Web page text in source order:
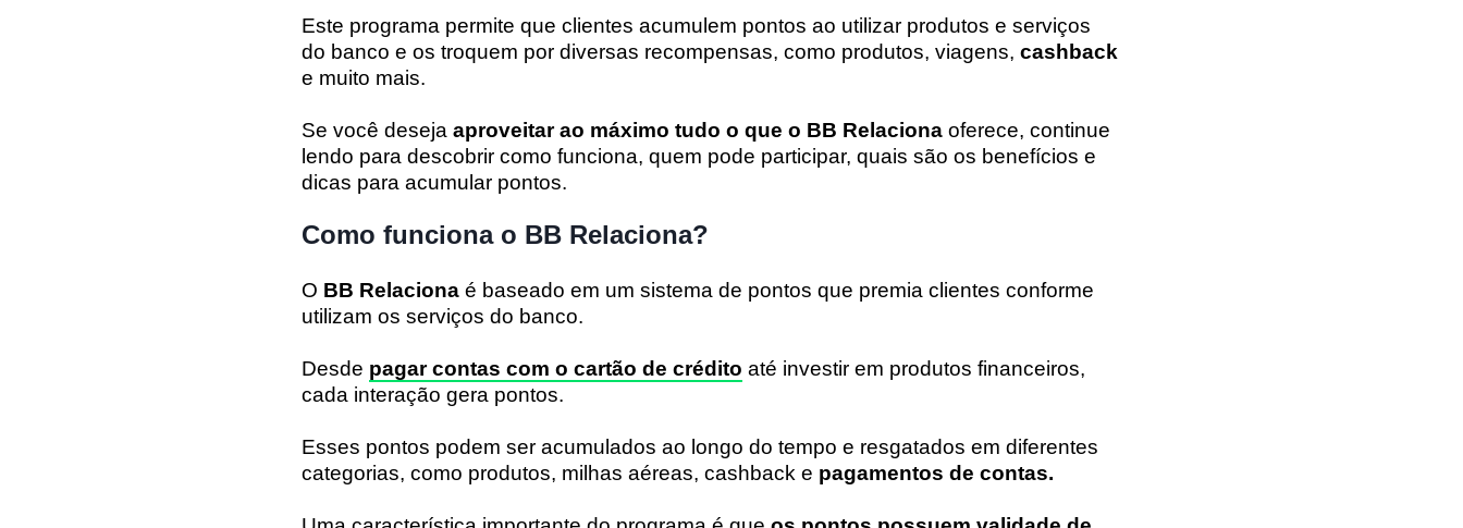
Este programa permite que clientes acumulem pontos ao utilizar produtos e serviços
do banco e os troquem por diversas recompensas, como produtos, viagens, cashback
e muito mais.
Se você deseja aproveitar ao máximo tudo o que o BB Relaciona oferece, continue
lendo para descobrir como funciona, quem pode participar, quais são os benefícios e
dicas para acumular pontos.
Como funciona o BB Relaciona?
O BB Relaciona é baseado em um sistema de pontos que premia clientes conforme
utilizam os serviços do banco.
Desde pagar contas com o cartão de crédito até investir em produtos financeiros,
cada interação gera pontos.
Esses pontos podem ser acumulados ao longo do tempo e resgatados em diferentes
categorias, como produtos, milhas aéreas, cashback e pagamentos de contas.